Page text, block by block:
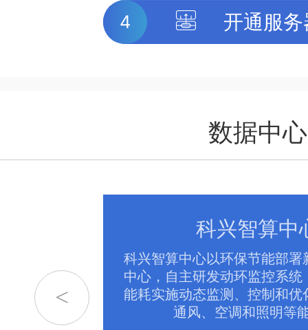
4 开通服
数据中心
系统于一
的无缝集
纳4000个
科兴智算中
科兴智算中心以环保节能部署
中心，自主研发动环监控系统
能耗实施动态监测、控制和优
通风、空调和照明等
<